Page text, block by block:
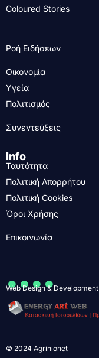
Coloured Stories
Ροή Ειδήσεων
Οικονομία
Υγεία
Πολιτισμός
Συνεντεύξεις
Info
Ταυτότητα
Πολιτική Απορρήτου
Πολιτική Cookies
Όροι Χρήσης
Επικοινωνία
....
Web Design & Development
© 2024 Agrinionet